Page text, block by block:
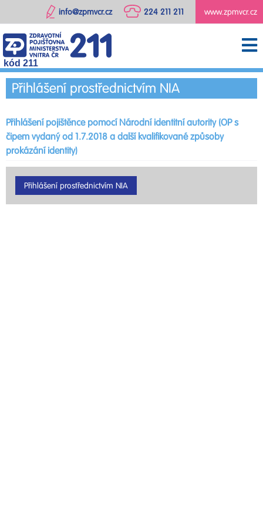
www.zpmvcr.cz
224 211 211
info@zpmvcr.cz
kód 211
Přihlášení prostřednictvím NIA
Přihlášení pojištěnce pomocí Národní identitní autority (OP s
čipem vydaný od 1.7.2018 a další kvalifikované způsoby
prokázání identity)